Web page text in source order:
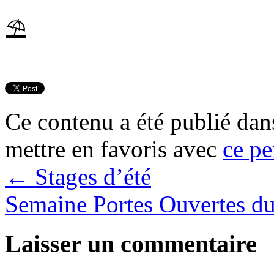
⛱
Ce contenu a été publié
mettre en favoris avec ce
← Stages d’été
Semaine Portes Ouvertes
Laisser un commentaire